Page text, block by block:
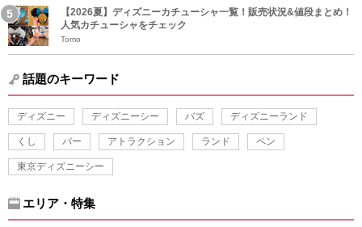
【2026夏】ディズニーカチューシャ一覧！販売状況&値段まとめ！
人気カチューシャをチェック
Tomo
話題のキーワード
ディズニー ディズニーシー バズ ディズニーランド
くし バー アトラクション ランド ペン
東京ディズニーシー
エリア・特集